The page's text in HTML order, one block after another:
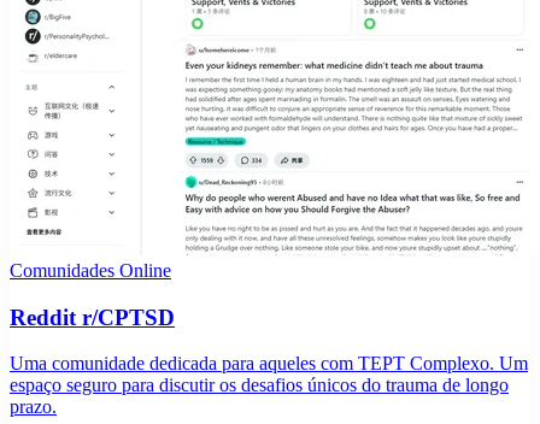
Comunidades Online
Reddit r/CPTSD
Uma comunidade dedicada para aqueles com TEPT Complexo. Um
espaço seguro para discutir os desafios únicos do trauma de longo
prazo.